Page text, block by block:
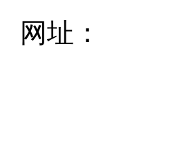
网址：